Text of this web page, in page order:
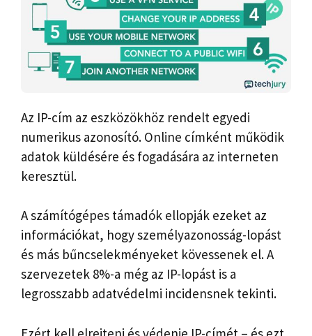
Az IP-cím az eszközökhöz rendelt egyedi
numerikus azonosító. Online címként működik
adatok küldésére és fogadására az interneten
keresztül.
A számítógépes támadók ellopják ezeket az
információkat, hogy személyazonosság-lopást
és más bűncselekményeket kövessenek el. A
szervezetek 8%-a még az IP-lopást is a
legrosszabb adatvédelmi incidensnek tekinti.